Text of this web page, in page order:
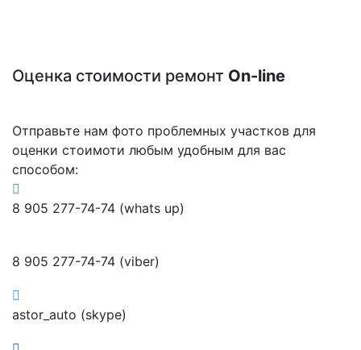
Оценка стоимости ремонт On-line
Отправьте нам фото проблемных участков для
оценки стоимоти любым удобным для вас
способом:
8 905 277-74-74 (whats up)
8 905 277-74-74 (viber)
astor_auto (skype)